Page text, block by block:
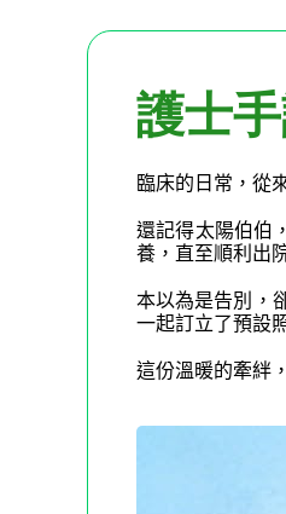
護士
臨床的日常，從
還記得太陽伯伯
養，直至順利出
本以為是告別，
一起訂立了預設
這份溫暖的牽絆